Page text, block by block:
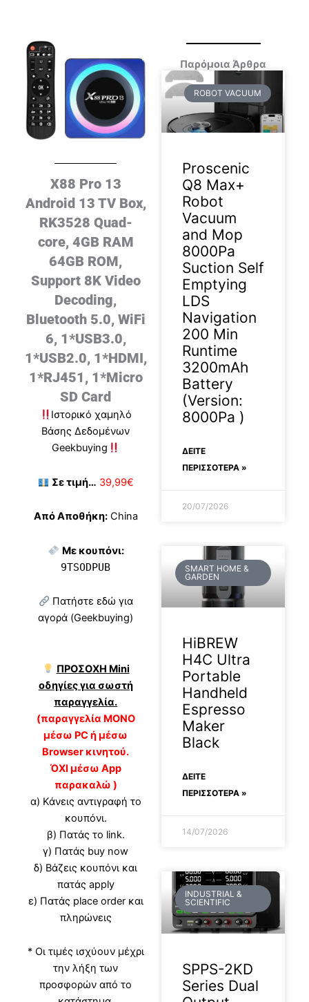
X88 Pro 13
Android 13 TV Box,
RK3528 Quad-
core, 4GB RAM
64GB ROM,
Support 8K Video
Decoding,
Bluetooth 5.0, WiFi
6, 1*USB3.0,
1*USB2.0, 1*HDMI,
1*RJ451, 1*Micro
SD Card
Ιστορικό χαμηλό
Βάσης Δεδομένων
Geekbuying
Σε τιμή… 39,99€
Από Αποθήκη:China
Με κουπόνι:
9TSODPUB
Πατήστε εδώ για
αγορά (Geekbuying)
ΠΡΟΣΟΧΗ Mini
οδηγίες για σωστή
παραγγελία.
(παραγγελία ΜΟΝΟ
μέσω PC ή μέσω
Browser κινητού.
ΌΧΙ μέσω App
παρακαλώ )
α) Κάνεις αντιγραφή το
κουπόνι.
β) Πατάς το link.
γ) Πατάς buy now
δ) Βάζεις κουπόνι και
πατάς apply
ε) Πατάς place order και
πληρώνεις
* Οι τιμές ισχύουν μέχρι
την λήξη των
προσφορών από το
Παρόμοια Άρθρα
ROBOT VACUUM
Proscenic
Q8 Max+
Robot
Vacuum
and Mop
8000Pa
Suction Self
Emptying
LDS
Navigation
200 Min
Runtime
3200mAh
Battery
(Version:
8000Pa )
ΔΕΊΤΕ
ΠΕΡΙΣΣΟΤΕΡΑ »
20/07/2026
SMART HOME &
GARDEN
HiBREW
H4C Ultra
Portable
Handheld
Espresso
Maker
Black
ΔΕΊΤΕ
ΠΕΡΙΣΣΟΤΕΡΑ »
14/07/2026
INDUSTRIAL &
SCIENTIFIC
SPPS-2KD
Series Dual